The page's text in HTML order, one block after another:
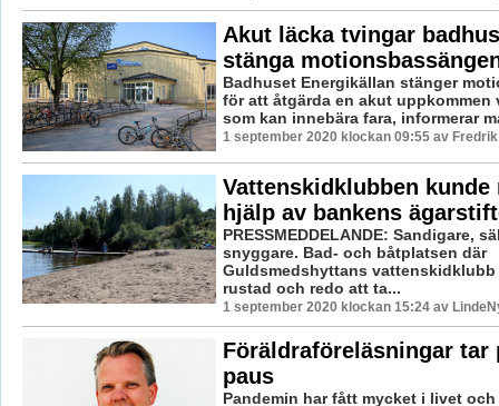
Akut läcka tvingar
stänga
Badhuset Energikällan stänger
för att åtgärda en akut uppkommen
som kan innebära fara, informerar
1 september 2020 klockan 09:55 av
Vattenskidklubben kunde
hjälp av bankens
PRESSMEDDELANDE: Sandigare,
snyggare. Bad- och båtplatsen där
Guldsmedshyttans
rustad och redo att ta...
1 september 2020 klockan 15:24 av
Föräldraföreläsningar tar
paus
Pandemin har fått mycket i livet